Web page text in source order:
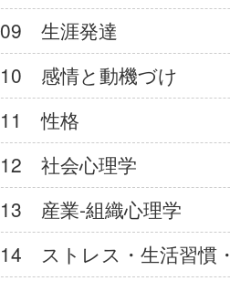
09 生涯発達
10 感情と動機づけ
11 性格
12 社会心理学
13 産業‐組織心理学
14 ストレス・生活習慣